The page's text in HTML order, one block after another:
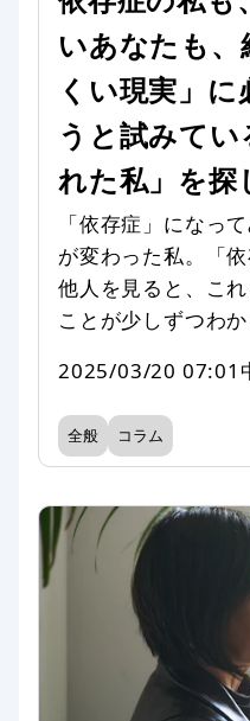
いあなたも、
くい現実」
うと試みて
れた私」を探
「依存症」になっ
が変わった私。「
他人を見ると、こ
ことが少しずつわ
2025/03/20 07:01
全般 コラム